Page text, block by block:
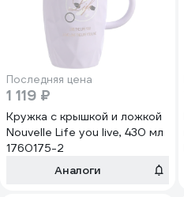
Последняя цена
1 119 ₽
Кружка с крышкой и ложкой
Nouvelle Life you live, 430 мл
1760175-2
Аналоги